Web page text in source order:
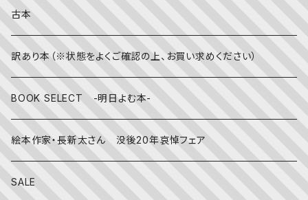
写真絵本
CD
文房具
その他
古本
訳あり本（※状態をよくご確認の上、お買い求めください）
BOOK SELECT -明日よむ本-
絵本作家・長新太さん 没後20年哀悼フェア
SALE